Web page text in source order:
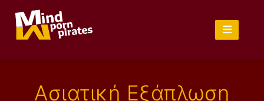
Ασιατική Εξάπλωση